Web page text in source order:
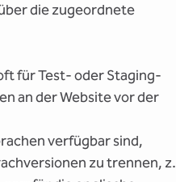
die zugeordnete
für Test- oder Staging-
an der Website vor der
verfügbar sind,
zu trennen, z.